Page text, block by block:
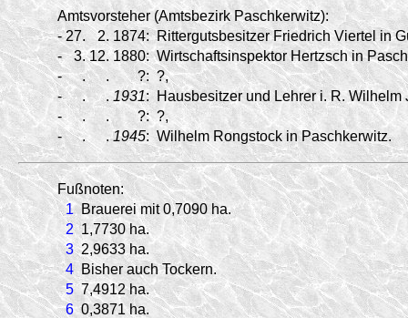
Amtsvorsteher (Amtsbezirk Paschkerwitz):
- 27. 2. 1874: Rittergutsbesitzer Friedrich Viertel in
-
3. 12. 1880: Wirtschaftsinspektor Hertzsch in
-
. . ?: ?,
-
. . 1931: Hausbesitzer und Lehrer i. R. Wilhelm
-
. . ?: ?,
-
. . 1945: Wilhelm Rongstock in Paschkerwitz.
Fußnoten:
1 Brauerei mit 0,7090 ha.
2 1,7730 ha.
3 2,9633 ha.
4 Bisher auch Tockern.
5 7,4912 ha.
6 0,3871 ha.